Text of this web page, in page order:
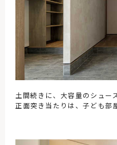
土間続きに、大容量のシュー
正面突き当たりは、子ども部